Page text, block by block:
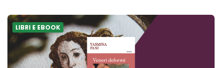
LIBRI E EBOOK